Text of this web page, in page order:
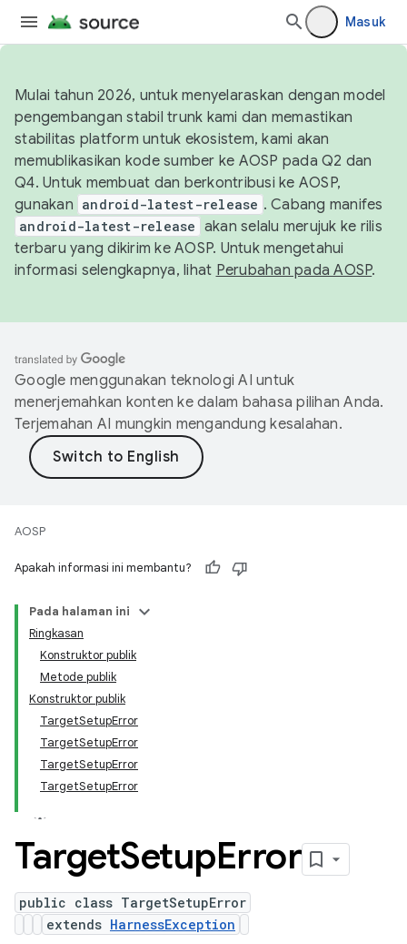
Masuk
Mulai tahun 2026, untuk menyelaraskan dengan model
pengembangan stabil trunk kami dan memastikan
stabilitas platform untuk ekosistem, kami akan
memublikasikan kode sumber ke AOSP pada Q2 dan
Q4. Untuk membuat dan berkontribusi ke AOSP,
gunakan android-latest-release . Cabang manifes
android-latest-release akan selalu merujuk ke rilis
terbaru yang dikirim ke AOSP. Untuk mengetahui
informasi selengkapnya, lihat Perubahan pada AOSP.
Google menggunakan teknologi AI untuk
menerjemahkan konten ke dalam bahasa pilihan Anda.
Terjemahan AI mungkin mengandung kesalahan.
AOSP
Apakah informasi ini membantu?
Pada halaman ini
Ringkasan
Konstruktor publik
Metode publik
Konstruktor publik
TargetSetupError
TargetSetupError
TargetSetupError
TargetSetupError
TargetSetupError
public class TargetSetupError
extends HarnessException